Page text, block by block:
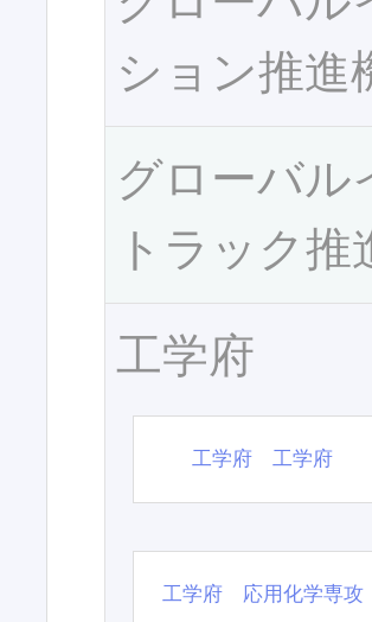
ション推進
グローバル
トラック推
工学府
工学府 工学府
工学府 応用化学専攻